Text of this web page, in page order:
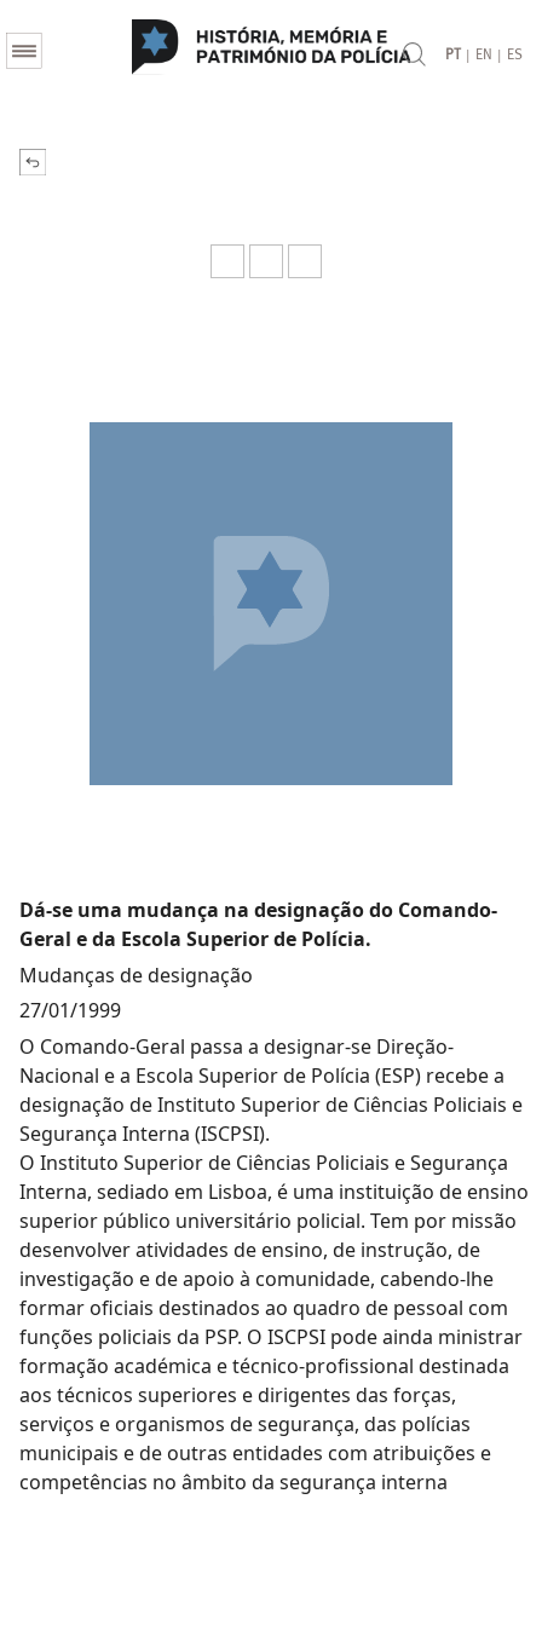
PT | EN | ES
Dá-se uma mudança na designação do Comando-
Geral e da Escola Superior de Polícia.
Mudanças de designação
27/01/1999
O Comando-Geral passa a designar-se Direção-
Nacional e a Escola Superior de Polícia (ESP) recebe a
designação de Instituto Superior de Ciências Policiais e
Segurança Interna (ISCPSI).
O Instituto Superior de Ciências Policiais e Segurança
Interna, sediado em Lisboa, é uma instituição de ensino
superior público universitário policial. Tem por missão
desenvolver atividades de ensino, de instrução, de
investigação e de apoio à comunidade, cabendo-lhe
formar oficiais destinados ao quadro de pessoal com
funções policiais da PSP. O ISCPSI pode ainda ministrar
formação académica e técnico-profissional destinada
aos técnicos superiores e dirigentes das forças,
serviços e organismos de segurança, das polícias
municipais e de outras entidades com atribuições e
competências no âmbito da segurança interna